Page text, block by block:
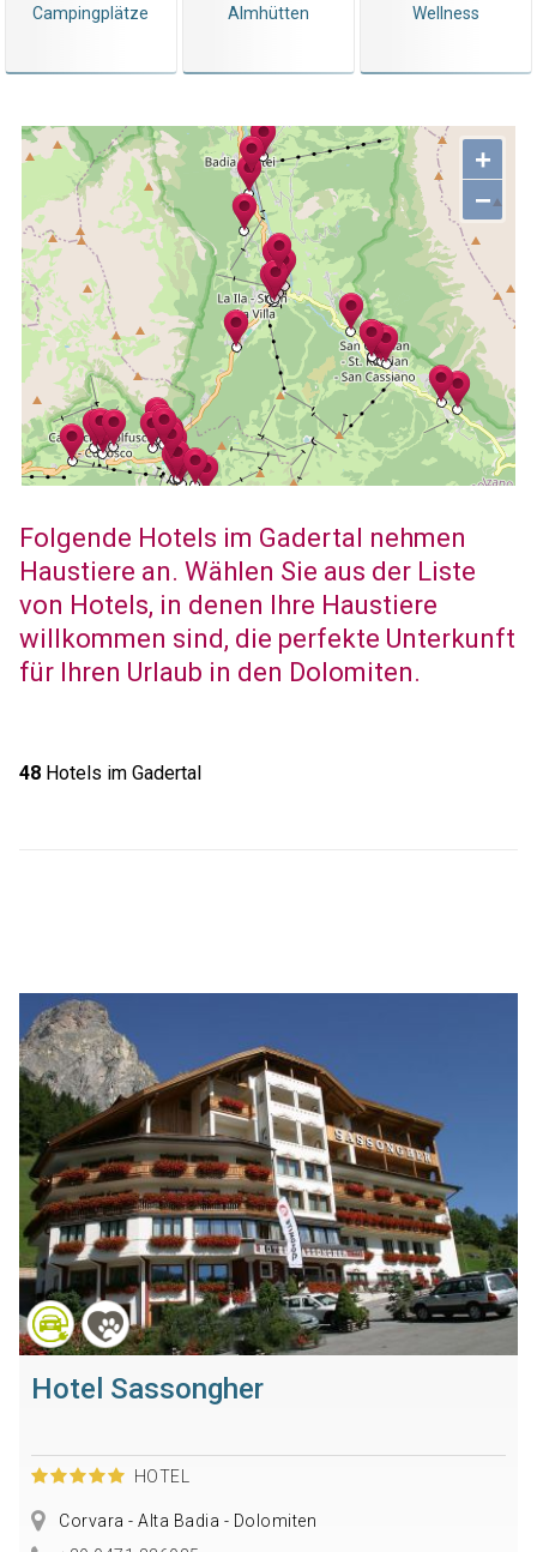
Campingplätze Almhütten Wellness
+
−
Folgende Hotels im Gadertal nehmen
Haustiere an. Wählen Sie aus der Liste
von Hotels, in denen Ihre Haustiere
willkommen sind, die perfekte Unterkunft
für Ihren Urlaub in den Dolomiten.
48Hotels im Gadertal
Hotel Sassongher
HOTEL
Corvara - Alta Badia - Dolomiten